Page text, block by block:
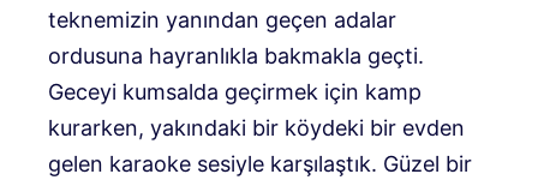
teknemizin yanından geçen adalar
ordusuna hayranlıkla bakmakla geçti.
Geceyi kumsalda geçirmek için kamp
kurarken, yakındaki bir köydeki bir evden
gelen karaoke sesiyle karşılaştık. Güzel bir